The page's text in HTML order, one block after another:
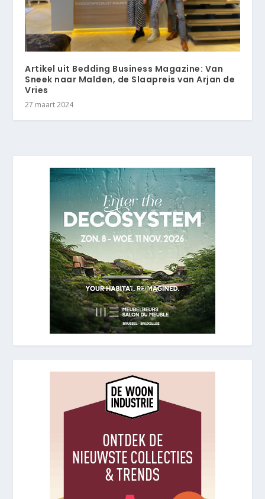
Artikel uit Bedding Business Magazine: Van
Sneek naar Malden, de Slaapreis van Arjan de
Vries
27 maart 2024